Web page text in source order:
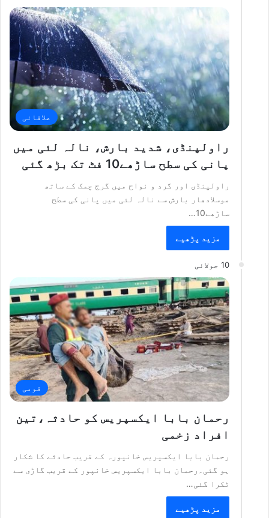
علاقائی
راولپنڈی، شدید بارش، نالہ لئی میں
پانی کی سطح ساڑھے10 فٹ تک بڑھ گئی
راولپنڈی اور گرد و نواح میں گرج چمک کے ساتھ
موسلادھار بارش سے نالہ لئی میں پانی کی سطح
ساڑھے10…
مزید پڑھیے
10 جولائی
قومی
رحمان بابا ایکسپریس کو حادثہ،تین
افراد زخمی
رحمان بابا ایکسپریس خانپورہ کے قریب حادثے کا شکار
ہو گئی۔رحمان بابا ایکسپریس خانپور کے قریب گاڑی سے
ٹکرا گئی…
مزید پڑھیے